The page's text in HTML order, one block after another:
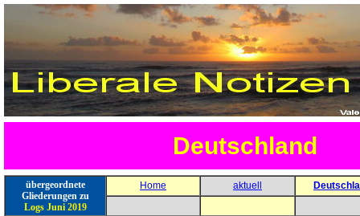
Deutschland
übergeordnete
Gliederungen zu
Logs Juni 2019
Home aktuell